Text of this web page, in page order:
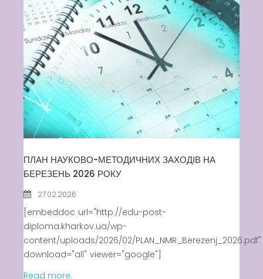
ПЛАН НАУКОВО-МЕТОДИЧНИХ ЗАХОДІВ НА
БЕРЕЗЕНЬ 2026 РОКУ
27.02.2026
[embeddoc url="http://edu-post-
diploma.kharkov.ua/wp-
content/uploads/2026/02/PLAN_NMR_Berezenj_2026.pdf"
download="all" viewer="google"]
Read more.